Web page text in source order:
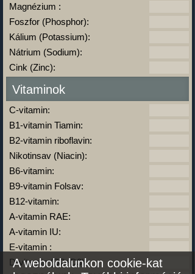
Magnézium :
Foszfor (Phosphor):
Kálium (Potassium):
Nátrium (Sodium):
Cink (Zinc):
Vitaminok
C-vitamin:
B1-vitamin Tiamin:
B2-vitamin riboflavin:
Nikotinsav (Niacin):
B6-vitamin:
B9-vitamin Folsav:
B12-vitamin:
A-vitamin RAE:
A-vitamin IU:
E-vitamin :
D-vitamin (D2+D3):
A weboldalunkon cookie-kat